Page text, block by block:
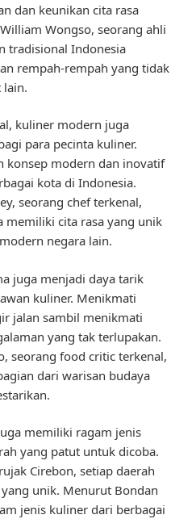
dan keunikan cita rasa
Wongso, seorang ahli
tradisional Indonesia
rempah-rempah yang tidak
lain.
kuliner modern juga
para pecinta kuliner.
konsep modern dan inovatif
kota di Indonesia.
seorang chef terkenal,
memiliki cita rasa yang unik
negara lain.
juga menjadi daya tarik
kuliner. Menikmati
jalan sambil menikmati
yang tak terlupakan.
seorang food critic terkenal,
dari warisan budaya
memiliki ragam jenis
yang patut untuk dicoba.
Cirebon, setiap daerah
unik. Menurut Bondan
jenis kuliner dari berbagai